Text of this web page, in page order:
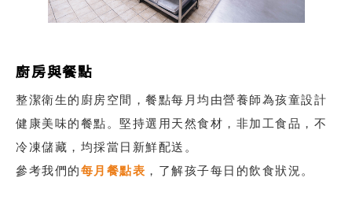
廚房與餐點
整潔衛生的廚房空間，餐點每月均由營養師為孩童設計
健康美味的餐點。堅持選用天然食材，非加工食品，不
冷凍儲藏，均採當日新鮮配送。
參考我們的每月餐點表 ，了解孩子每日的飲食狀況。